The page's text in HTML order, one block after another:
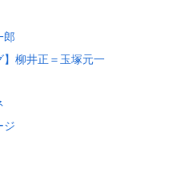
郎
】柳井正＝玉塚元一
ジ